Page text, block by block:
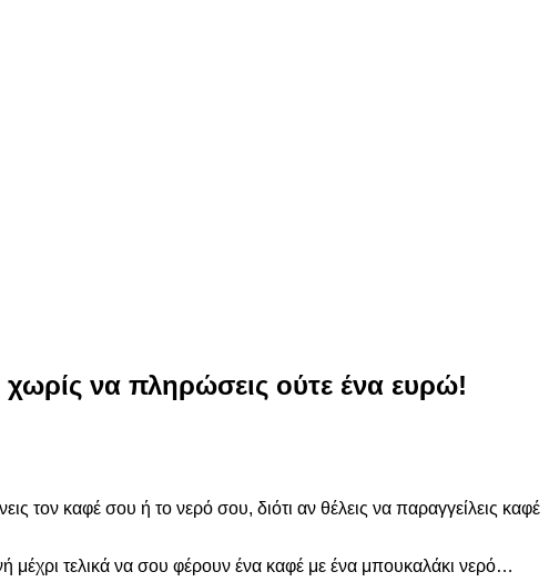
χωρίς να πληρώσεις ούτε ένα ευρώ!
τον καφέ σου ή το νερό σου, διότι αν θέλεις να παραγγείλεις καφέ
μέχρι τελικά να σου φέρουν ένα καφέ με ένα μπουκαλάκι νερό…